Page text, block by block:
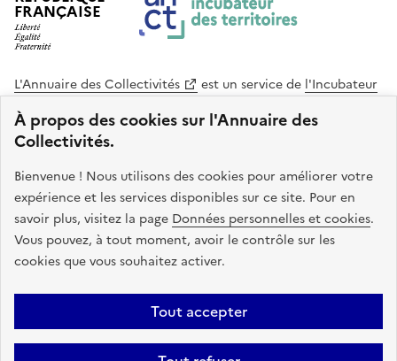
À propos des cookies sur l'Annuaire des
Collectivités.
Bienvenue ! Nous utilisons des cookies pour améliorer votre
expérience et les services disponibles sur ce site. Pour en
savoir plus, visitez la page Données personnelles et cookies.
Vous pouvez, à tout moment, avoir le contrôle sur les
cookies que vous souhaitez activer.
Tout accepter
FRANÇAISE
L'Annuaire des Collectivités est un service de l'Incubateur
des Territoires
Cohésion des Territoires
. Le code source de ce site web
est disponible en licence libre. Le design de ce site est conçu
avec le système de design de l’État.
legifrance.gouv.fr
info.gouv.fr
service-public.gouv.fr
data.gouv.fr
Plan du site Accessibilite : non conforme
Mentions légales
Politique de confidentialité
Gestion des cookies FAQ
Kit de